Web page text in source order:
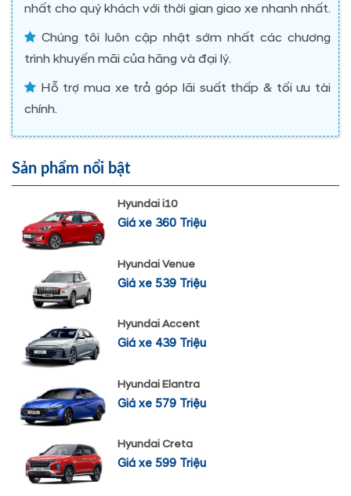
nhất cho quý khách với thời gian giao xe nhanh nhất.
Chúng tôi luôn cập nhật sớm nhất các chương
trình khuyến mãi của hãng và đại lý.
Hỗ trợ mua xe trả góp lãi suất thấp & tối ưu tài
chính.
Sản phẩm nổi bật
Hyundai i10
Giá xe 360 Triệu
Hyundai Venue
Giá xe 539 Triệu
Hyundai Accent
Giá xe 439 Triệu
Hyundai Elantra
Giá xe 579 Triệu
Hyundai Creta
Giá xe 599 Triệu